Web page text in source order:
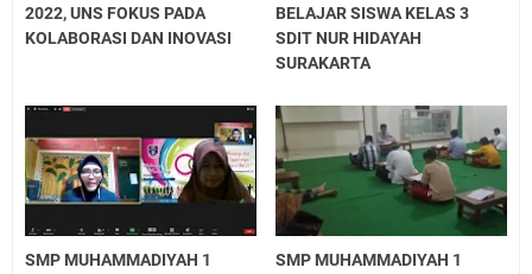
2022, UNS FOKUS PADA
KOLABORASI DAN INOVASI
BELAJAR SISWA KELAS 3
SDIT NUR HIDAYAH
SURAKARTA
SMP MUHAMMADIYAH 1
SMP MUHAMMADIYAH 1